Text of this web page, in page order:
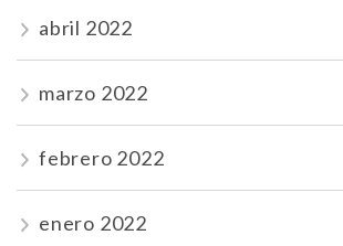
abril 2022
marzo 2022
febrero 2022
enero 2022